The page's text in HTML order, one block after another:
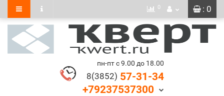
: 0
0
пн-пт с 9.00 до 18.00
8(3852) 57-31-34
+79237537300